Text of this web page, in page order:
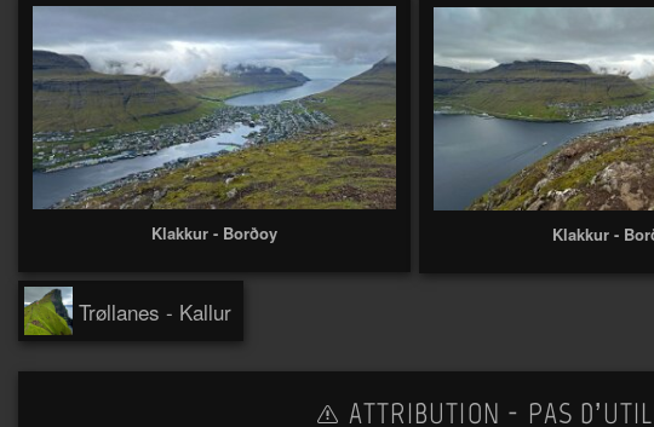
Klakkur - Borðoy Klakkur -
Trøllanes - Kallur
ATTRIBUTION - PAS